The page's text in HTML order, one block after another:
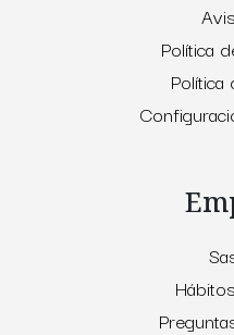
Política